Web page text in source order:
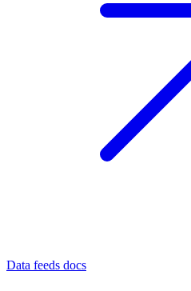
Data feeds docs